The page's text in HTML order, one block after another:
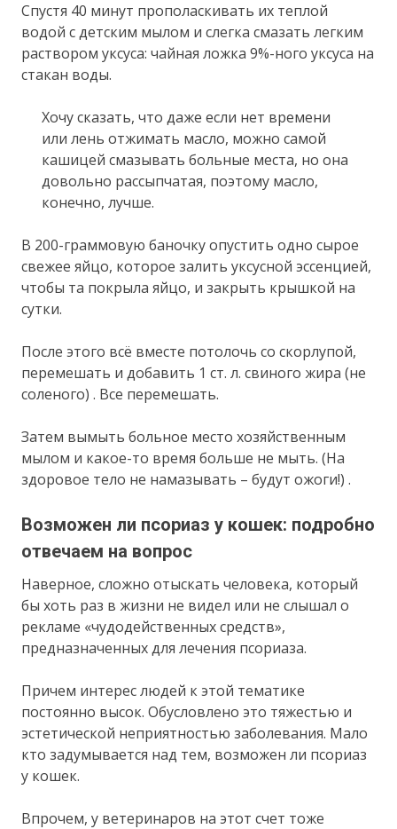
Спустя 40 минут прополаскивать их теплой
водой с детским мылом и слегка смазать легким
раствором уксуса: чайная ложка 9%-ного уксуса на
стакан воды.
Хочу сказать, что даже если нет времени
или лень отжимать масло, можно самой
кашицей смазывать больные места, но она
довольно рассыпчатая, поэтому масло,
конечно, лучше.
В 200-граммовую баночку опустить одно сырое
свежее яйцо, которое залить уксусной эссенцией,
чтобы та покрыла яйцо, и закрыть крышкой на
сутки.
После этого всё вместе потолочь со скорлупой,
перемешать и добавить 1 ст. л. свиного жира (не
соленого) . Все перемешать.
Затем вымыть больное место хозяйственным
мылом и какое-то время больше не мыть. (На
здоровое тело не намазывать – будут ожоги!) .
Возможен ли псориаз у кошек: подробно
отвечаем на вопрос
Наверное, сложно отыскать человека, который
бы хоть раз в жизни не видел или не слышал о
рекламе «чудодейственных средств»,
предназначенных для лечения псориаза.
Причем интерес людей к этой тематике
постоянно высок. Обусловлено это тяжестью и
эстетической неприятностью заболевания. Мало
кто задумывается над тем, возможен ли псориаз
у кошек.
Впрочем, у ветеринаров на этот счет тоже